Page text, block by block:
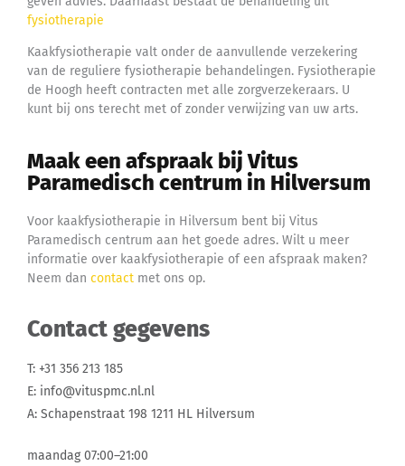
fysiotherapie
Kaakfysiotherapie valt onder de aanvullende verzekering
van de reguliere fysiotherapie behandelingen. Fysiotherapie
de Hoogh heeft contracten met alle zorgverzekeraars. U
kunt bij ons terecht met of zonder verwijzing van uw arts.
Maak een afspraak bij Vitus
Paramedisch centrum in Hilversum
Voor kaakfysiotherapie in Hilversum bent bij Vitus
Paramedisch centrum aan het goede adres. Wilt u meer
informatie over kaakfysiotherapie of een afspraak maken?
Neem dan contact met ons op.
Contact gegevens
T: +31 356 213 185
E: info@vituspmc.nl.nl
A: Schapenstraat 198 1211 HL Hilversum
maandag 07:00–21:00